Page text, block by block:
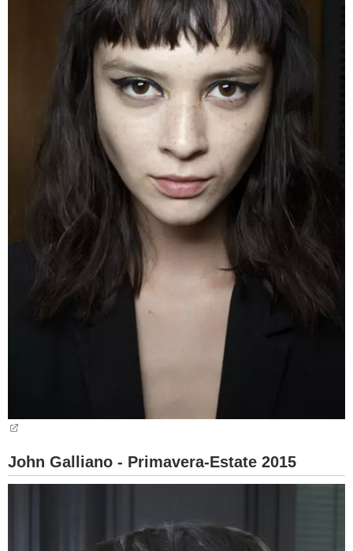
John Galliano - Primavera-Estate 2015